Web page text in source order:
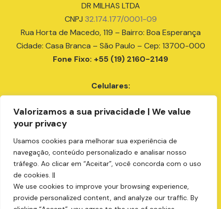
Valorizamos a sua privacidade | We value
your privacy
Usamos cookies para melhorar sua experiência de
navegação, conteúdo personalizado e analisar nosso
tráfego. Ao clicar em “Aceitar”, você concorda com o uso
de cookies. ||
We use cookies to improve your browsing experience,
provide personalized content, and analyze our traffic. By
DR MILHAS LTDA
CNPJ 32.174.177/0001-09
Rua Horta de Macedo, 119 – Bairro: Boa Esperança
Cidade: Casa Branca – São Paulo – Cep: 13700-000
Fone Fixo: +55 (19) 2160-2149
Celulares:
+55 (19) 99151-6336
+55 (19) 99137-2112
compras@drmilhas.com.br